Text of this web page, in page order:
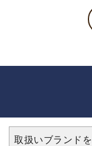
取扱いブランド